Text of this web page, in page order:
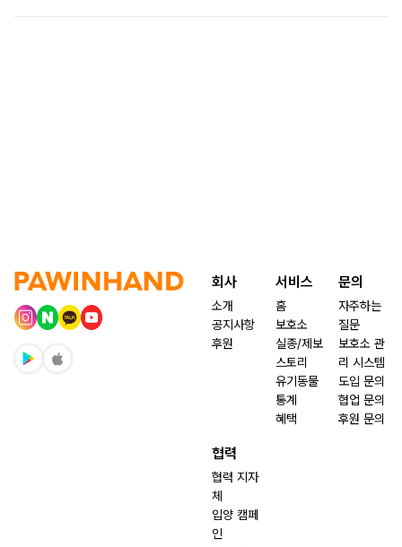
회사
소개
공지사항
후원
서비스
홈
보호소
실종/제보
스토리
유기동물
통계
혜택
문의
자주하는
질문
보호소 관
리 시스템
도입 문의
협업 문의
후원 문의
협력
협력 지자
체
입양 캠페
인